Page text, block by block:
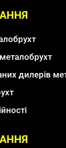
дилерів